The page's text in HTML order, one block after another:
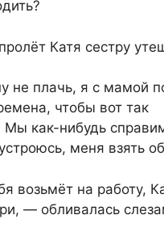
Катя сестру
не плачь, я с мамой
чтобы вот так
Мы как-нибудь
меня взять
возьмёт на работу,
— обливалась